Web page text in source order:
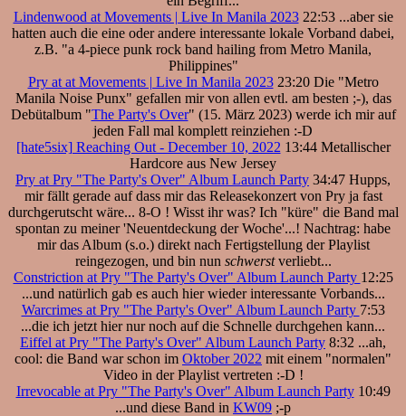
Lindenwood at Movements | Live In Manila 202322:53 ...aber sie
hatten auch die eine oder andere interessante lokale Vorband dabei,
z.B. "a 4-piece punk rock band hailing from Metro Manila,
Philippines"
Pry at at Movements | Live In Manila 202323:20 Die "Metro
Manila Noise Punx" gefallen mir von allen evtl. am besten ;-), das
Debütalbum "The Party's Over" (15. März 2023) werde ich mir auf
jeden Fall mal komplett reinziehen :-D
[hate5six] Reaching Out - December 10, 2022 13:44 Metallischer
Hardcore aus New Jersey
Pry at Pry "The Party's Over" Album Launch Party 34:47 Hupps,
mir fällt gerade auf dass mir das Releasekonzert von Pry ja fast
durchgerutscht wäre... 8-O ! Wisst ihr was? Ich "küre" die Band mal
spontan zu meiner 'Neuentdeckung der Woche'...! Nachtrag: habe
mir das Album (s.o.) direkt nach Fertigstellung der Playlist
reingezogen, und bin nun schwerstverliebt...
Constriction at Pry "The Party's Over" Album Launch Party 12:25
...und natürlich gab es auch hier wieder interessante Vorbands...
Warcrimes at Pry "The Party's Over" Album Launch Party 7:53
...die ich jetzt hier nur noch auf die Schnelle durchgehen kann...
Eiffel at Pry "The Party's Over" Album Launch Party 8:32 ...ah,
cool: die Band war schon im Oktober 2022 mit einem "normalen"
Video in der Playlist vertreten :-D !
Irrevocable at Pry "The Party's Over" Album Launch Party10:49
...und diese Band in KW09 ;-p